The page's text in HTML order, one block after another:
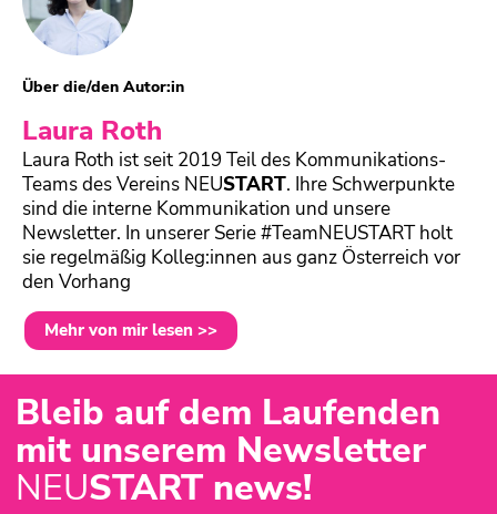
Über die/den Autor:in
Laura Roth
Laura Roth ist seit 2019 Teil des Kommunikations-
Teams des Vereins NEUSTART. Ihre Schwerpunkte
sind die interne Kommunikation und unsere
Newsletter. In unserer Serie #TeamNEUSTART holt
sie regelmäßig Kolleg:innen aus ganz Österreich vor
den Vorhang
Mehr von mir lesen >>
Bleib auf dem Laufenden
mit unserem Newsletter
NEUSTART news!